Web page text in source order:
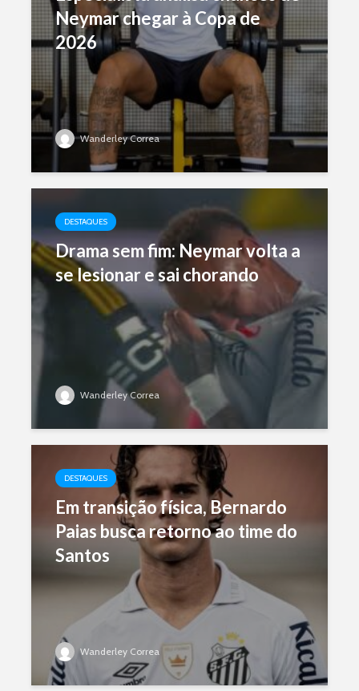
Neymar chegar à Copa de
2026
Wanderley Correa
DESTAQUES
Drama sem fim: Neymar volta a
se lesionar e sai chorando
Wanderley Correa
DESTAQUES
Em transição física, Bernardo
Paias busca retorno ao time do
Santos
Wanderley Correa